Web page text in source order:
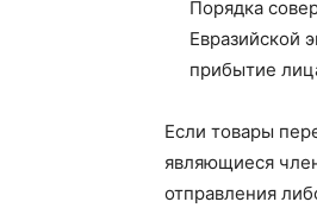
Порядка
Евразийской
прибытие
Если товары
являющиеся
отправления